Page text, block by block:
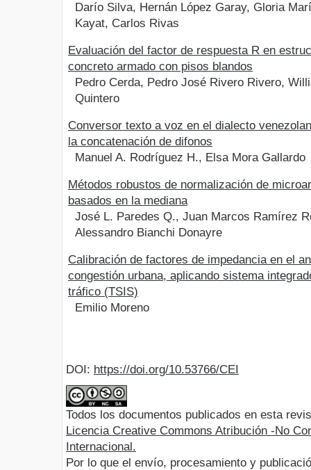
Darío Silva, Hernán López Garay, Gloria
Kayat, Carlos Rivas
Evaluación del factor de respuesta R en
concreto armado con pisos blandos
Pedro Cerda, Pedro José Rivero Rivero,
Quintero
Conversor texto a voz en el dialecto
la concatenación de difonos
Manuel A. Rodríguez H., Elsa Mora Gallardo
Métodos robustos de normalización de
basados en la mediana
José L. Paredes Q., Juan Marcos Ramírez
Alessandro Bianchi Donayre
Calibración de factores de impedancia en el
congestión urbana, aplicando sistema
tráfico (TSIS)
Emilio Moreno
DOI: https://doi.org/10.53766/CEI
Todos los documentos publicados en esta
Licencia Creative Commons Atribución -No
Internacional.
Por lo que el envío, procesamiento y